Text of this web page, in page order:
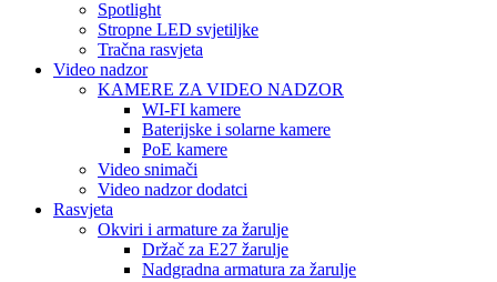
Spotlight
Stropne LED svjetiljke
Tračna rasvjeta
Video nadzor
KAMERE ZA VIDEO NADZOR
WI-FI kamere
Baterijske i solarne kamere
PoE kamere
Video snimači
Video nadzor dodatci
Rasvjeta
Okviri i armature za žarulje
Držač za E27 žarulje
Nadgradna armatura za žarulje